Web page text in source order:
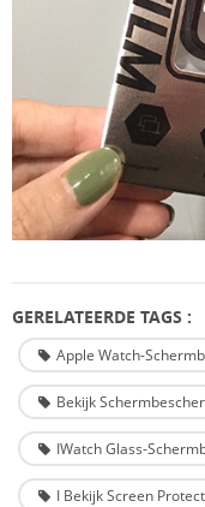
GERELATEERDE TAGS :
Apple Watch-
Bekijk
IWatch Glass-
I Bekijk Screen